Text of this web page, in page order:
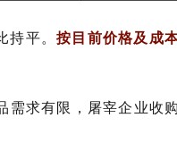
持平。按目前价格及成
需求有限，屠宰企业收